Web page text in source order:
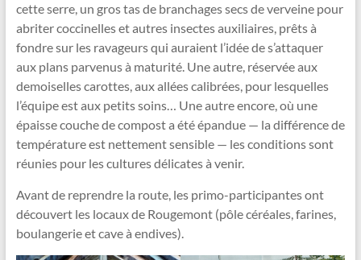
cette serre, un gros tas de branchages secs de verveine pour
abriter coccinelles et autres insectes auxiliaires, prêts à
fondre sur les ravageurs qui auraient l’idée de s’attaquer
aux plans parvenus à maturité. Une autre, réservée aux
demoiselles carottes, aux allées calibrées, pour lesquelles
l’équipe est aux petits soins… Une autre encore, où une
épaisse couche de compost a été épandue — la différence de
température est nettement sensible — les conditions sont
réunies pour les cultures délicates à venir.
Avant de reprendre la route, les primo-participantes ont
découvert les locaux de Rougemont (pôle céréales, farines,
boulangerie et cave à endives).